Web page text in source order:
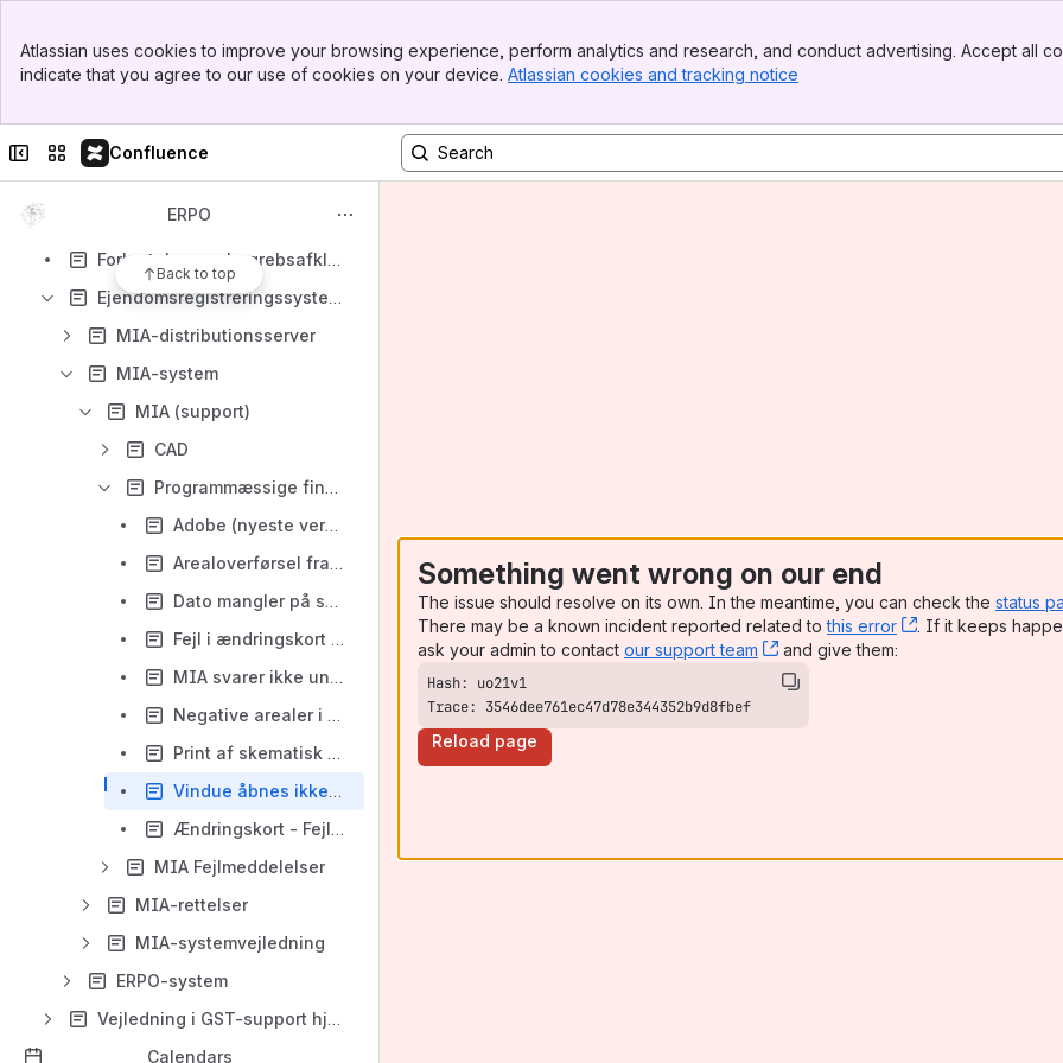
Top Bar
Sidebar
Atlassian uses cookies to improve your browsing experience, perform analytics and research, and conduct advertising. Accept all
indicate that you agree to our use of cookies on your device. Atlassian cookies and tracking notice
Collapse sidebar
Switch sites or apps
Confluence
ERPO
Back to top
Shortcuts
Faktaark - ERPO
Content
Results will update as you type.
Forkortelser og begrebsafklaringer
Ejendomsregistreringssystemer
MIA-distributionsserver
MIA-system
MIA (support)
CAD
Programmæssige finurligheder ved sagsbehandling i MIA
Adobe (nyeste version) virker ikke i MIA
Arealoverførsel fra et SFE til et umatrikuleret areal
Dato mangler på skematisk redegørelse
Fejl i ændringskort og 'access denied'
MIA svarer ikke under sagsudarbejdelse
Negative arealer i ejendomsberigtigelse mht. skov, strand og klitarealer
Print af skematisk redegørelse fejler
Vindue åbnes ikke i MIA
Ændringskort - Fejl ved upload fra MIA til ERPO
MIA Fejlmeddelelser
MIA-rettelser
MIA-systemvejledning
ERPO-system
Vejledning i GST-support hjemmeside
Calendars
Something went wrong on our end
The issue should resolve on its own. In the meantime, you can check the status
There may be a known incident reported related tothis error , (opens new
. If it keeps
ask your admin to contact our support team , (opens new window)
and give them:
Trace: 3546dee761ec47d78e344352b9d8fbef
Reload page